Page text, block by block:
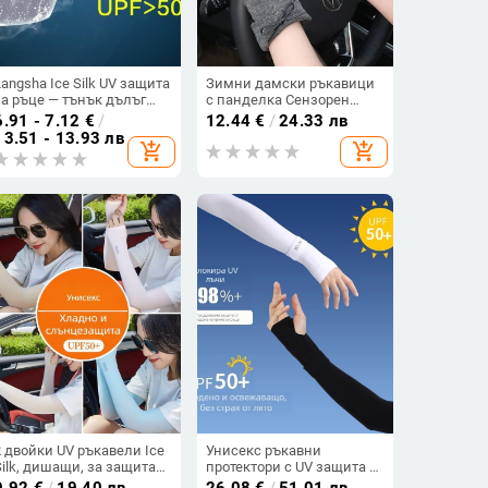
Ice Silk UV защита
ръце — тънък дълъг
ръкав за
- 7.12 € /
- 13.93 лв
add_shopping_cart
Зимни дамски ръкавици
с панделка Сензорен
екран Сладки тънки
кадифени еластични
ръкавици Пролет Есенни
12.44 € /24.33 лв
add_shopping_cart
двойки UV ръкавели Ice
дишащи, за защита
слънцето на открито
Унисекс ръкавни
протектори с UV защита и
ледена коприна, леки за